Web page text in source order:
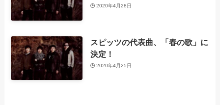
2020年4月28日
スピッツの代表曲、「春の歌」に
決定！
2020年4月25日